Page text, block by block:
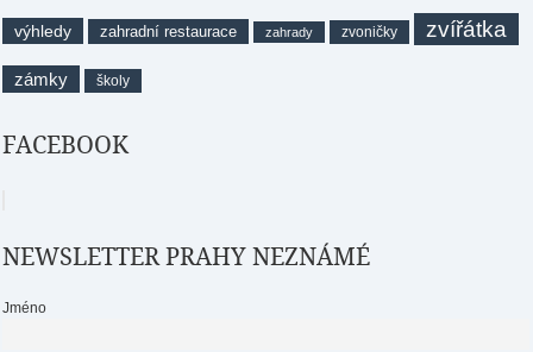
výhledy zahradní restaurace zahrady zvoničky zvířátka
zámky školy
FACEBOOK
NEWSLETTER PRAHY NEZNÁMÉ
Jméno